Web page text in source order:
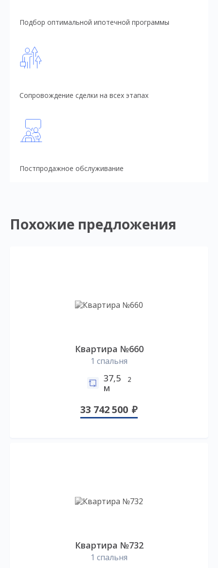
Подбор оптимальной ипотечной программы
Сопровождение сделки на всех этапах
Постпродажное обслуживание
Похожие предложения
Квартира №660
1 спальня
37,5
м
2
33 742 500
Квартира №732
1 спальня